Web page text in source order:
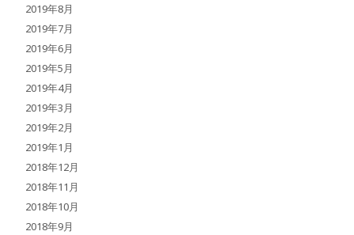
2019年8月
2019年7月
2019年6月
2019年5月
2019年4月
2019年3月
2019年2月
2019年1月
2018年12月
2018年11月
2018年10月
2018年9月